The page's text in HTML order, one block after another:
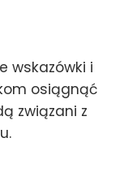
wskazówki i
osiągnąć
związani z